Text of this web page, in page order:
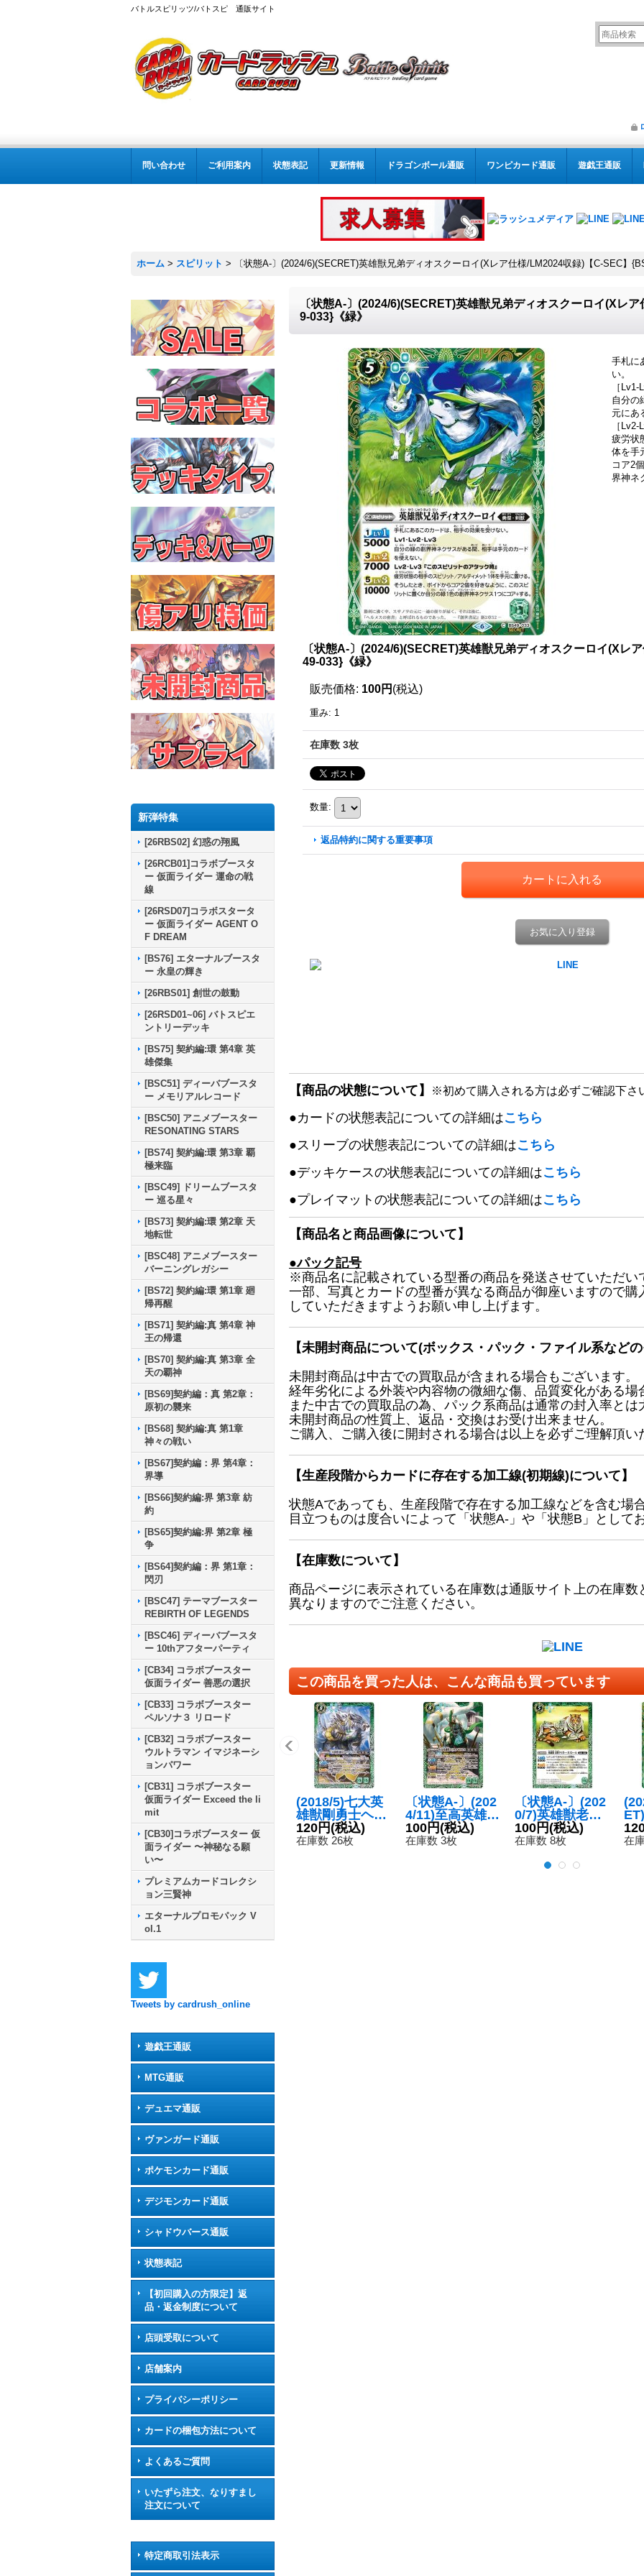
バトルスピリッツ/バトスピ 通販サイト
問い合わせ ご利用案内 状態表記 更新情報 ドラゴンボール通販 ワンピカード通販 遊戯王通販
ホーム > スピリット > 〔状態A-〕(2024/6)(SECRET)英雄獣兄弟ディオスクーロイ(Xレア仕様/LM2024収録)【C-SEC】
新弾特集
[26RBS02] 幻惑の翔風
[26RCB01]コラボブースタ
ー 仮面ライダー 運命の戦
線
[26RSD07]コラボスタータ
ー 仮面ライダー AGENT O
F DREAM
[BS76] エターナルブースタ
ー 永皇の輝き
[26RBS01] 創世の鼓動
[26RSD01~06] バトスピエ
ントリーデッキ
[BS75] 契約編:環 第4章 英
雄傑集
[BSC51] ディーバブースタ
ー メモリアルレコード
[BSC50] アニメブースター
RESONATING STARS
[BS74] 契約編:環 第3章 覇
極来臨
[BSC49] ドリームブースタ
ー 巡る星々
[BS73] 契約編:環 第2章 天
地転世
[BSC48] アニメブースター
バーニングレガシー
[BS72] 契約編:環 第1章 廻
帰再醒
[BS71] 契約編:真 第4章 神
王の帰還
[BS70] 契約編:真 第3章 全
天の覇神
[BS69]契約編：真 第2章：
原初の襲来
[BS68] 契約編:真 第1章
神々の戦い
[BS67]契約編：界 第4章：
界導
[BS66]契約編:界 第3章 紡
約
[BS65]契約編:界 第2章 極
争
[BS64]契約編：界 第1章：
閃刃
[BSC47] テーマブースター
REBIRTH OF LEGENDS
[BSC46] ディーバブースタ
ー 10thアフターパーティ
[CB34] コラボブースター
仮面ライダー 善悪の選択
[CB33] コラボブースター
ペルソナ３ リロード
[CB32] コラボブースター
ウルトラマン イマジネーシ
ョンパワー
[CB31] コラボブースター
仮面ライダー Exceed the li
mit
[CB30]コラボブースター 仮
面ライダー 〜神秘なる願
い〜
プレミアムカードコレクシ
ョン三賢神
エターナルプロモパック V
ol.1
Tweets by cardrush_online
遊戯王通販
MTG通販
デュエマ通販
ヴァンガード通販
ポケモンカード通販
デジモンカード通販
シャドウバース通販
状態表記
【初回購入の方限定】返
品・返金制度について
店頭受取について
店舗案内
プライバシーポリシー
カードの梱包方法について
よくあるご質問
いたずら注文、なりすまし
注文について
特定商取引法表示
〔状態A-〕(2024/6)(SECRET)英雄獣兄弟ディオスクーロイ(Xレ
9-033}《緑》
手札に
い。
［Lv1-
自分の
元にあ
［
疲労状
体を手
コア2
界神ネ
〔状態A-〕(2024/6)(SECRET)英雄獣兄弟ディオスクーロイ(Xレ
49-033}《緑》
販売価格: 100円 (税込)
重み: 1
在庫数 3枚
数量:
返品特約に関する重要事項
お気に入り登録
【商品の状態について】 ※初めて購入される方は必ずご確認下さ
●カードの状態表記についての詳細はこちら
●スリーブの状態表記についての詳細はこちら
●デッキケースの状態表記についての詳細はこちら
●プレイマットの状態表記についての詳細はこちら
【商品名と商品画像について】
●パック記号
※商品名に記載されている型番の商品を発送させていただい
一部、写真とカードの型番が異なる商品が御座いますので
していただきますようお願い申し上げます。
【未開封商品について(ボックス・パック・ファイル系など
未開封商品は中古での買取品が含まれる場合もございます。
経年劣化による外装や内容物の微細な傷、品質変化がある場
また中古での買取品の為、パック系商品は通常の封入率とは
未開封商品の性質上、返品・交換はお受け出来ません。
ご購入、ご購入後に開封される場合は以上を必ずご理解頂い
【生産段階からカードに存在する加工線(初期線)について】
状態Aであっても、生産段階で存在する加工線などを含む場
目立つものは度合いによって「状態A-」や「状態B」として
【在庫数について】
商品ページに表示されている在庫数は通販サイト上の在庫
異なりますのでご注意ください。
この商品を買った人は、こんな商品も買っています
(2018/5)七大英
雄獣剛勇士ヘラ
ク・レイオス
【X】{BS46-X0
120円(税込)
在庫数 26枚
〔状態A-〕(202
4/11)至高英雄獣
トリスメギスト
ス【X】{BS69-
100円(税込)
在庫数 3枚
〔状態A-〕(202
0/7)英雄獣老将
タイガー・ネス
トール(BSC36
44-033}《緑》
100円(税込)
在庫数 8枚
デ
イ
在